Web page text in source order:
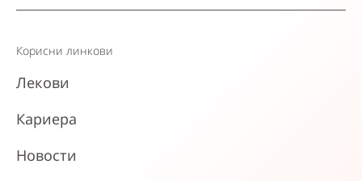
Корисни линкови
Лекови
Кариера
Новости